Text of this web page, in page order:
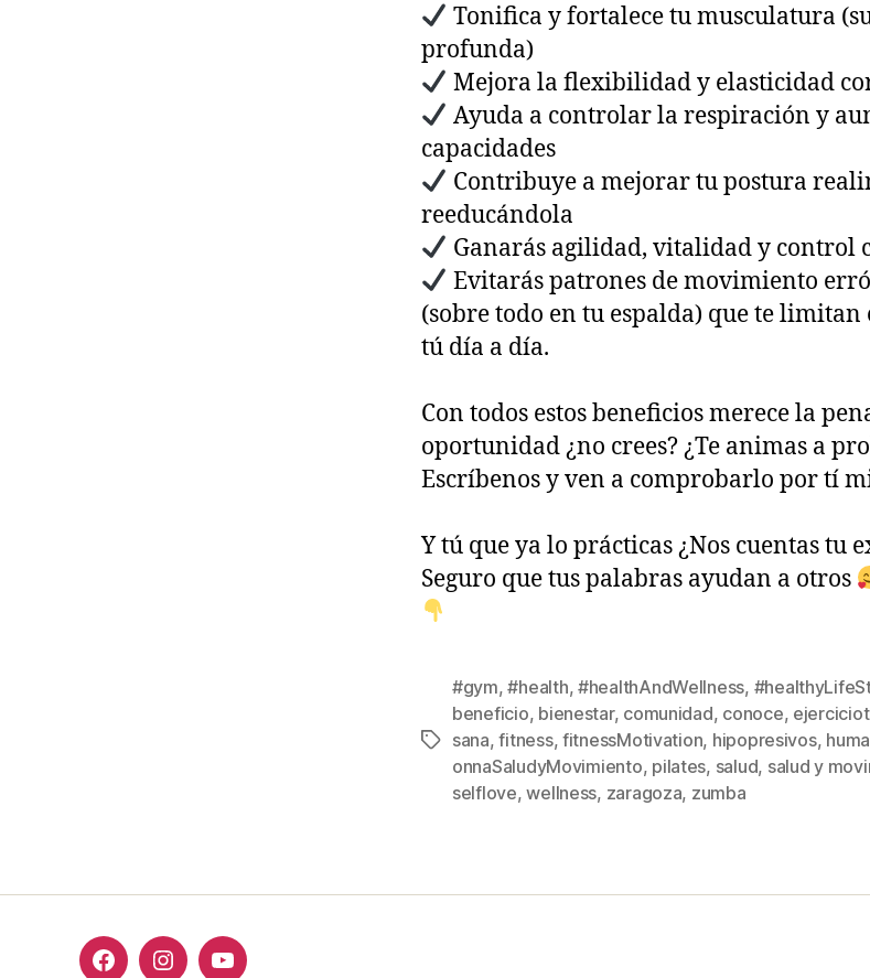
Tonifica y fortalece tu musculatura
profunda)
Mejora la flexibilidad y elasticidad
Ayuda a controlar la respiración y
capacidades
Contribuye a mejorar tu postura
reeducándola
Ganarás agilidad, vitalidad y control
Evitarás patrones de movimiento
(sobre todo en tu espalda) que te
tú día a día.
Con todos estos beneficios merece la
oportunidad ¿no crees? ¿Te animas a
Escríbenos y ven a comprobarlo por tí
Y tú que ya lo prácticas ¿Nos cuentas tu
Seguro que tus palabras ayudan a otros
Etiquetas
#gym,#health, #healthAndWellness,
beneficio, bienestar, comunidad, conoce,
sana,fitness, fitnessMotivation, hipopresivos,
onnaSaludyMovimiento, pilates, salud, salud y
selflove,wellness, zaragoza, zumba
FacebookInstagramYoutube